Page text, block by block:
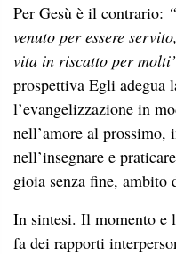
Per Gesù è il contrario:
venuto per essere
vita in riscatto per
prospettiva Egli adegua
l’evangelizzazione in
nell’amore al prossimo,
nell’insegnare e
gioia senza fine, ambito
In sintesi. Il momento e
fa dei rapporti